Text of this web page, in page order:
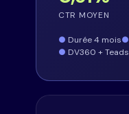
CTR MOYEN
Durée 4 mois
DV360 + Teads